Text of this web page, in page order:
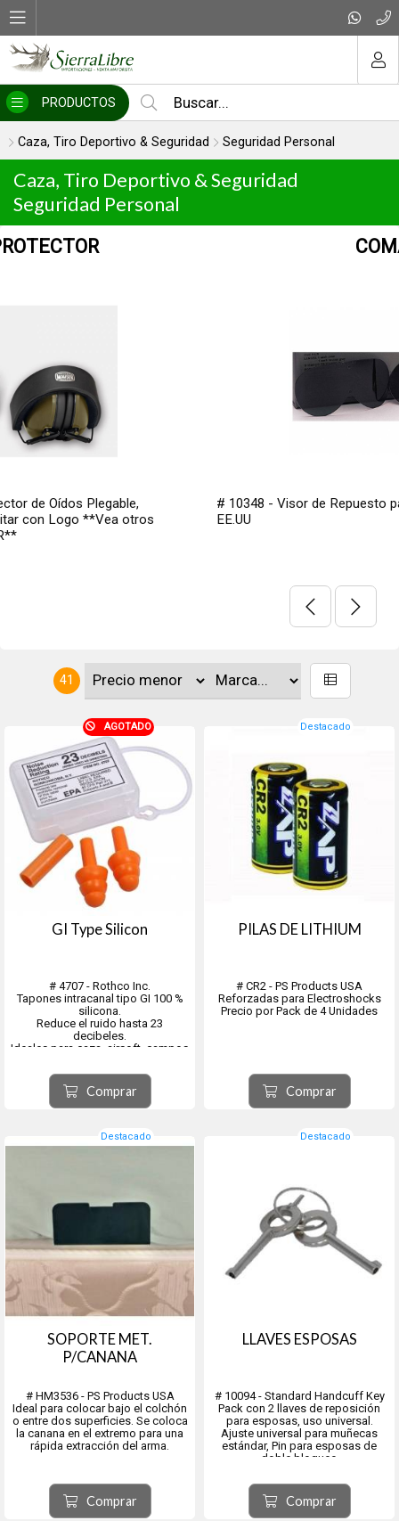
PRODUCTOS
Caza, Tiro Deportivo & Seguridad Seguridad Personal
Caza, Tiro Deportivo & Seguridad
Seguridad Personal
# 10348 - Visor de Repuesto para Antiparras Comando Origen
EE.UU
41
AGOTADO
GI Type Silicon
# 4707 - Rothco Inc.
Tapones intracanal tipo GI 100 %
silicona.
Reduce el ruido hasta 23
decibeles.
Ideales para caza, airsoft, campos
Medidas: 32 mm de largo y 15
mm/6 mm de diámetro.
Comprar
Destacado
PILAS DE LITHIUM
# CR2 - PS Products USA
Reforzadas para Electroshocks
Precio por Pack de 4 Unidades
Comprar
Destacado
SOPORTE MET.
P/CANANA
# HM3536 - PS Products USA
Ideal para colocar bajo el colchón
o entre dos superficies. Se coloca
la canana en el extremo para una
rápida extracción del arma.
Comprar
Destacado
LLAVES ESPOSAS
# 10094 - Standard Handcuff Key
Pack con 2 llaves de reposición
para esposas, uso universal.
Ajuste universal para muñecas
estándar, Pin para esposas de
doble bloqueo
Comprar